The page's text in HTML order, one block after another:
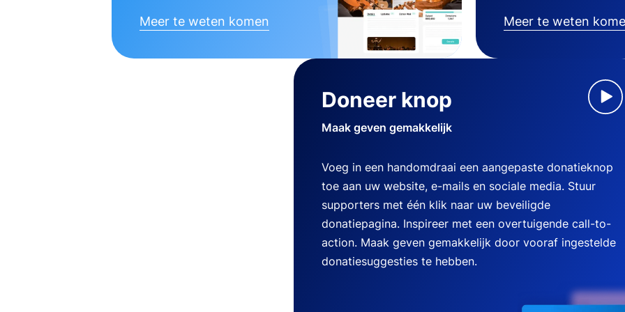
Meer te weten komen Meer te weten
Doneer knop
Maak geven gemakkelijk
Voeg in een handomdraai een aangepaste donatieknop
toe aan uw website, e-mails en sociale media. Stuur
supporters met één klik naar uw beveiligde
donatiepagina. Inspireer met een overtuigende call-to-
action. Maak geven gemakkelijk door vooraf ingestelde
donatiesuggesties te hebben.